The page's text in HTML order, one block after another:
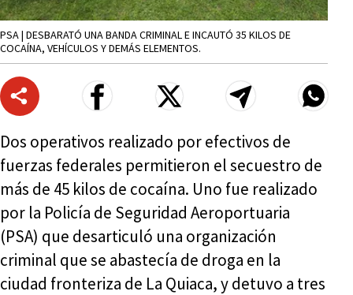
PSA | DESBARATÓ UNA BANDA CRIMINAL E INCAUTÓ 35 KILOS DE
COCAÍNA, VEHÍCULOS Y DEMÁS ELEMENTOS.
Dos operativos realizado por efectivos de
fuerzas federales permitieron el secuestro de
más de 45 kilos de cocaína. Uno fue realizado
por la Policía de Seguridad Aeroportuaria
(PSA) que desarticuló una organización
criminal que se abastecía de droga en la
ciudad fronteriza de La Quiaca, y detuvo a tres